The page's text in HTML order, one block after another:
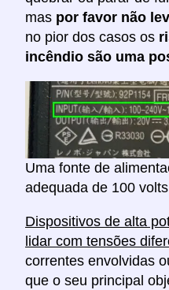
mas por favor não
no pior dos casos os
incêndio são uma
Uma fonte de
adequada de 100
Dispositivos de alta
lidar com tensões
correntes envolvidas
que o seu principal